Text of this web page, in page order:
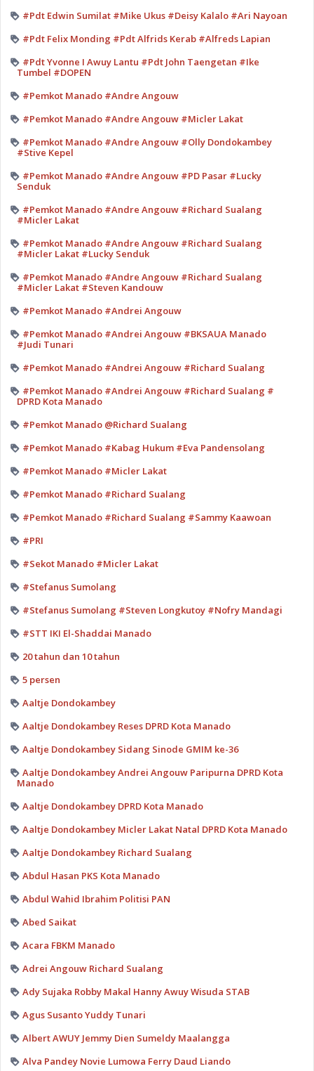
#Pdt Edwin Sumilat #Mike Ukus #Deisy Kalalo #Ari Nayoan
#Pdt Felix Monding #Pdt Alfrids Kerab #Alfreds Lapian
#Pdt Yvonne I Awuy Lantu #Pdt John Taengetan #Ike
Tumbel #DOPEN
#Pemkot Manado #Andre Angouw
#Pemkot Manado #Andre Angouw #Micler Lakat
#Pemkot Manado #Andre Angouw #Olly Dondokambey
#Stive Kepel
#Pemkot Manado #Andre Angouw #PD Pasar #Lucky
Senduk
#Pemkot Manado #Andre Angouw #Richard Sualang
#Micler Lakat
#Pemkot Manado #Andre Angouw #Richard Sualang
#Micler Lakat #Lucky Senduk
#Pemkot Manado #Andre Angouw #Richard Sualang
#Micler Lakat #Steven Kandouw
#Pemkot Manado #Andrei Angouw
#Pemkot Manado #Andrei Angouw #BKSAUA Manado
#Judi Tunari
#Pemkot Manado #Andrei Angouw #Richard Sualang
#Pemkot Manado #Andrei Angouw #Richard Sualang #
DPRD Kota Manado
#Pemkot Manado @Richard Sualang
#Pemkot Manado #Kabag Hukum #Eva Pandensolang
#Pemkot Manado #Micler Lakat
#Pemkot Manado #Richard Sualang
#Pemkot Manado #Richard Sualang #Sammy Kaawoan
#PRI
#Sekot Manado #Micler Lakat
#Stefanus Sumolang
#Stefanus Sumolang #Steven Longkutoy #Nofry Mandagi
#STT IKI El-Shaddai Manado
20 tahun dan 10 tahun
5 persen
Aaltje Dondokambey
Aaltje Dondokambey Reses DPRD Kota Manado
Aaltje Dondokambey Sidang Sinode GMIM ke-36
Aaltje Dondokambey Andrei Angouw Paripurna DPRD Kota
Manado
Aaltje Dondokambey DPRD Kota Manado
Aaltje Dondokambey Micler Lakat Natal DPRD Kota Manado
Aaltje Dondokambey Richard Sualang
Abdul Hasan PKS Kota Manado
Abdul Wahid Ibrahim Politisi PAN
Abed Saikat
Acara FBKM Manado
Adrei Angouw Richard Sualang
Ady Sujaka Robby Makal Hanny Awuy Wisuda STAB
Agus Susanto Yuddy Tunari
Albert AWUY Jemmy Dien Sumeldy Maalangga
Alva Pandey Novie Lumowa Ferry Daud Liando